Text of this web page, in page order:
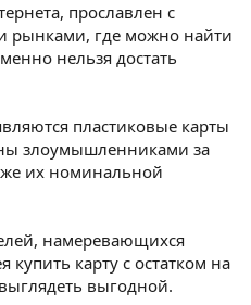
прославлен с
где можно найти
нельзя достать
пластиковые карты
злоумышленниками за
их номинальной
намеревающихся
купить карту с остатком на
выгодной.